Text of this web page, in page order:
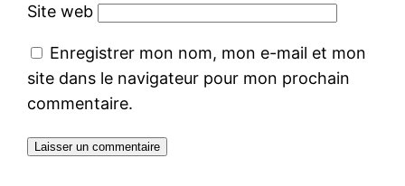
Site web
Enregistrer mon nom, mon e-mail et mon
site dans le navigateur pour mon prochain
commentaire.